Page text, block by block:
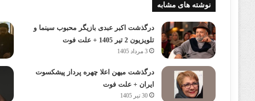
نوشته های مشابه
درگذشت اکبر عبدی بازیگر محبوب سینما و
تلویزیون 2 تیر 1405 + علت فوت
3 مرداد 1405
درگذشت میهن اعلا چهره پرداز پیشکسوت
ایران + علت فوت
30 تیر 1405